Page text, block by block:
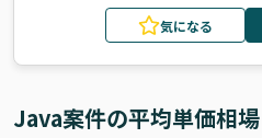
気になる
Java案件の平均単価相場